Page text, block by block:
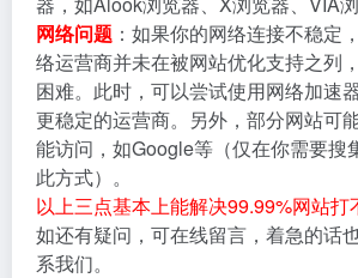
网络问题 ：如果你的网络连接不稳定
络运营商并未在被网站优化支持之列
困难。此时，可以尝试使用网络加速
更稳定的运营商。另外，部分网站可
能访问，如Google等（仅在你需要搜
此方式）。
以上三点基本上能解决99.99%网站打
如还有疑问，可在线留言，着急的话
系我们。